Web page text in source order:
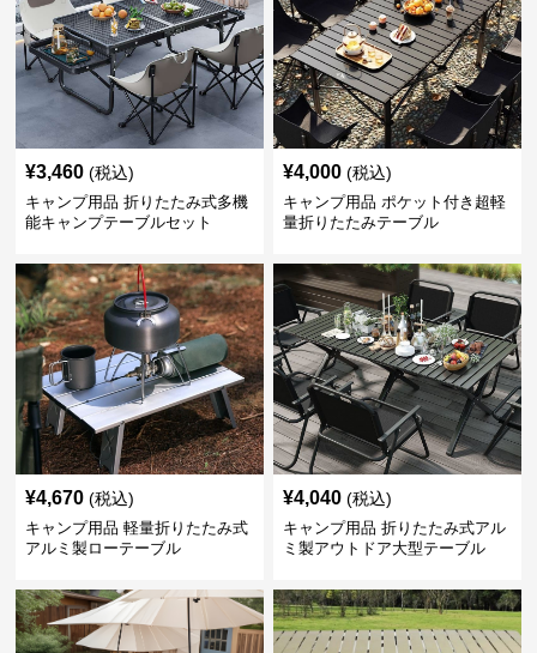
¥3,460 (税込)
キャンプ用品 折りたたみ式多機
能キャンプテーブルセット
¥4,000 (税込)
キャンプ用品 ポケット付き超軽
量折りたたみテーブル
¥4,670 (税込)
キャンプ用品 軽量折りたたみ式
アルミ製ローテーブル
¥4,040 (税込)
キャンプ用品 折りたたみ式アル
ミ製アウトドア大型テーブル